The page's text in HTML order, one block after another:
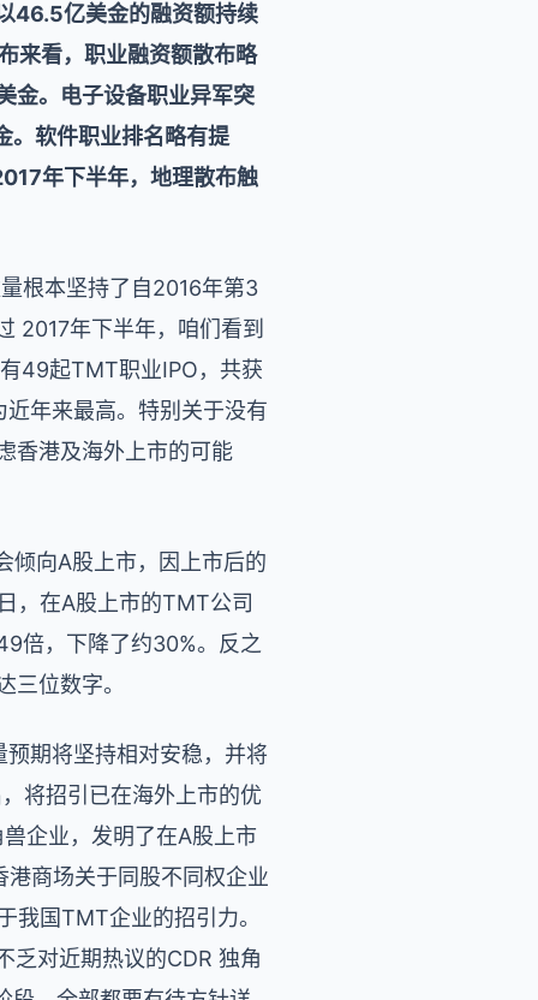
46.5亿美金的融资额持续
来看，职业融资额散布略
金。电子设备职业异军突
。软件职业排名略有提
年下半年，地理散布触
根本坚持了自2016年第3
2017年下半年，咱们看到
49起TMT职业IPO，共获
年来最高。特别关于没有
香港及海外上市的可能
倾向A股上市，因上市后的
，在A股上市的TMT公司
倍，下降了约30%。反之
位数字。
期将坚持相对安稳，并将
将招引已在海外上市的优
企业，发明了在A股上市
商场关于同股不同权企业
我国TMT企业的招引力。
乏对近期热议的CDR 独角